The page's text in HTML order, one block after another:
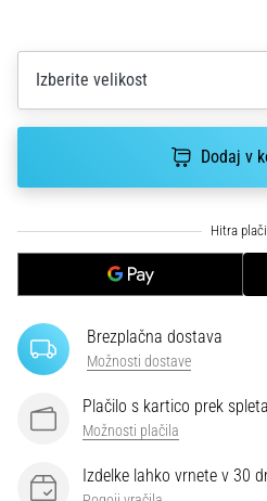
hitrost,
menjavi
Kako…
6. 8. 2026
•
7 min. branja
Tekaško
koleno:
Vzroki,
in
Izberite velikost
Dodaj v
Brezplačna dostava
Možnosti dostave
Plačilo s kartico prek
Možnosti plačila
Izdelke lahko vrnete v 30